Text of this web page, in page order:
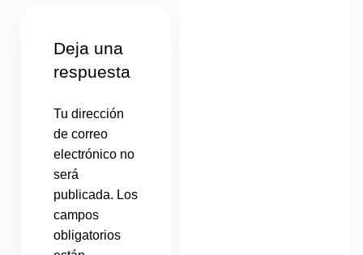
Deja una
respuesta
Tu dirección
de correo
electrónico no
será
publicada. Los
campos
obligatorios